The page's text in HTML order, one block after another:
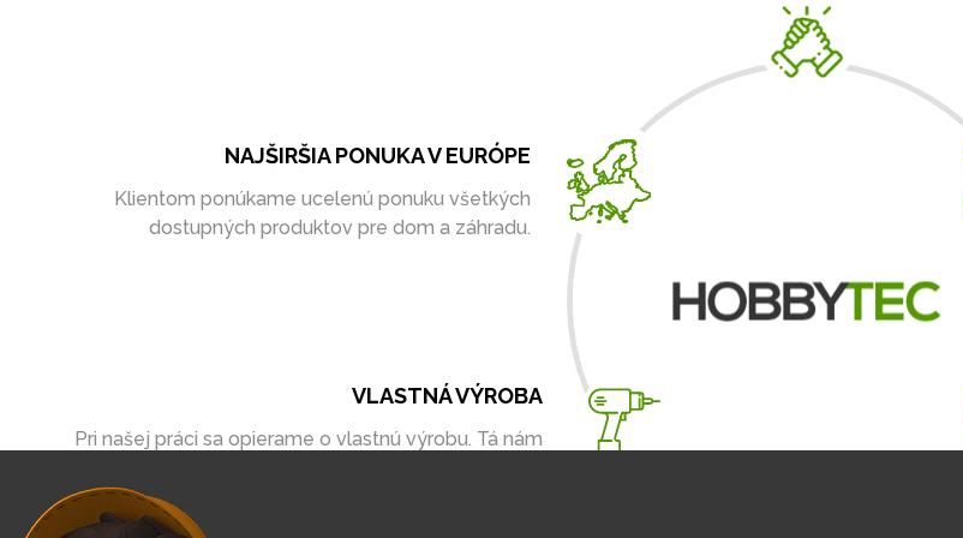
VLASTNÁ VÝROBA
Pri našej práci sa opierame o vlastnú výrobu. Tá nám
NAJŠIRŠIA PONUKA V EURÓPE
Klientom ponúkame ucelenú ponuku všetkých
dostupných produktov pre dom a záhradu.